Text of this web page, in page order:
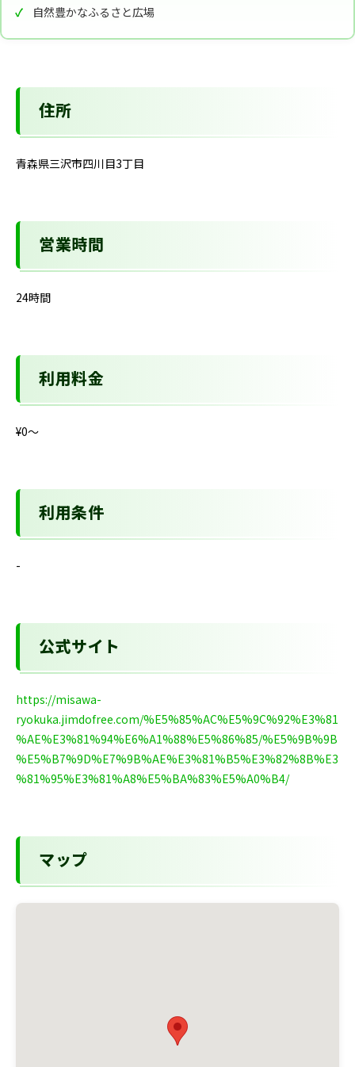
自然豊かなふるさと広場
住所
青森県三沢市四川目3丁目
営業時間
24時間
利用料金
¥0〜
利用条件
-
公式サイト
https://misawa-
ryokuka.jimdofree.com/%E5%85%AC%E5%9C%92%E3%81
%AE%E3%81%94%E6%A1%88%E5%86%85/%E5%9B%9B
%E5%B7%9D%E7%9B%AE%E3%81%B5%E3%82%8B%E3
%81%95%E3%81%A8%E5%BA%83%E5%A0%B4/
マップ